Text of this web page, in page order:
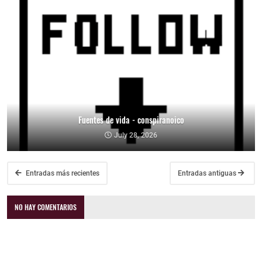
Fuentes de vida - conspiranoico
July 28, 2026
Entradas más recientes Entradas antiguas
NO HAY COMENTARIOS